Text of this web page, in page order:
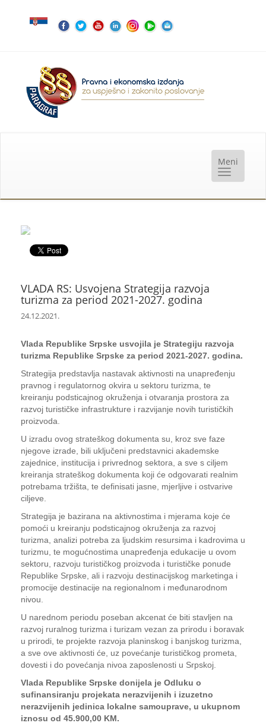
VLADA RS: Usvojena Strategija razvoja
turizma za period 2021-2027. godina
24.12.2021.
Vlada Republike Srpske usvojila je Strategiju razvoja
turizma Republike Srpske za period 2021-2027. godina.
Strategija predstavlja nastavak aktivnosti na unapređenju
pravnog i regulatornog okvira u sektoru turizma, te
kreiranju podsticajnog okruženja i otvaranja prostora za
razvoj turističke infrastrukture i razvijanje novih turističkih
proizvoda.
U izradu ovog strateškog dokumenta su, kroz sve faze
njegove izrade, bili uključeni predstavnici akademske
zajednice, institucija i privrednog sektora, a sve s ciljem
kreiranja strateškog dokumenta koji će odgovarati realnim
potrebama tržišta, te definisati jasne, mjerljive i ostvarive
ciljeve.
Strategija je bazirana na aktivnostima i mjerama koje će
pomoći u kreiranju podsticajnog okruženja za razvoj
turizma, analizi potreba za ljudskim resursima i kadrovima u
turizmu, te mogućnostima unapređenja edukacije u ovom
sektoru, razvoju turističkog proizvoda i turističke ponude
Republike Srpske, ali i razvoju destinacijskog marketinga i
promocije destinacije na regionalnom i međunarodnom
nivou.
U narednom periodu poseban akcenat će biti stavljen na
razvoj ruralnog turizma i turizam vezan za prirodu i boravak
u prirodi, te projekte razvoja planinskog i banjskog turizma,
a sve ove aktivnosti će, uz povećanje turističkog prometa,
dovesti i do povećanja nivoa zaposlenosti u Srpskoj.
Vlada Republike Srpske donijela je Odluku o
sufinansiranju projekata nerazvijenih i izuzetno
nerazvijenih jedinica lokalne samouprave, u ukupnom
iznosu od 45.900,00 KM.